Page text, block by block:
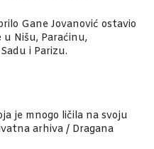
Gane Jovanović ostavio
Nišu, Paraćinu,
i Parizu.
je mnogo ličila na svoju
arhiva / Dragana